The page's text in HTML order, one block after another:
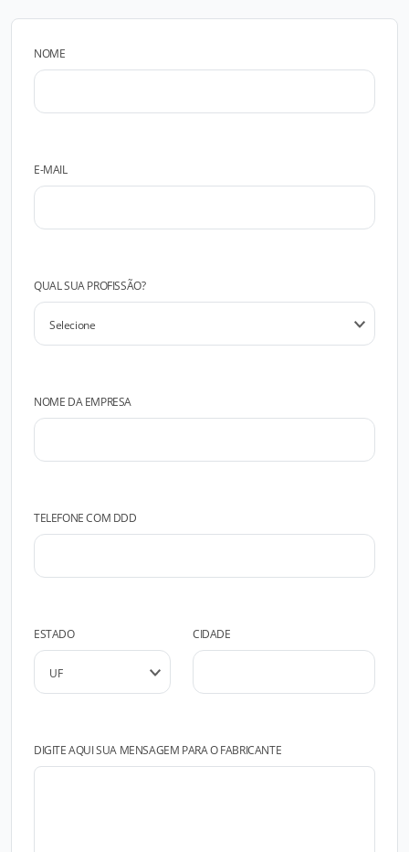
NOME
E-MAIL
QUAL SUA PROFISSÃO?
NOME DA EMPRESA
TELEFONE COM DDD
ESTADO CIDADE
DIGITE AQUI SUA MENSAGEM PARA O FABRICANTE